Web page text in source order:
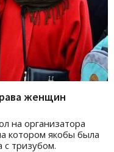
женщин
на организатора
котором якобы была
тризубом.